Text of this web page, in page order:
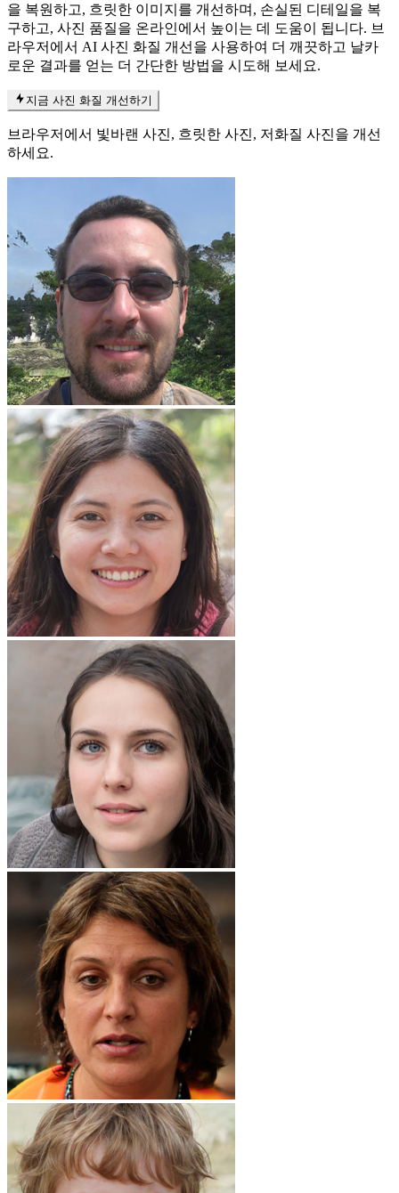
을 복원하고, 흐릿한 이미지를 개선하며, 손실된 디테일을 복
구하고, 사진 품질을 온라인에서 높이는 데 도움이 됩니다. 브
라우저에서 AI 사진 화질 개선을 사용하여 더 깨끗하고 날카
로운 결과를 얻는 더 간단한 방법을 시도해 보세요.
지금 사진 화질 개선하기
브라우저에서 빛바랜 사진, 흐릿한 사진, 저화질 사진을 개선
하세요.